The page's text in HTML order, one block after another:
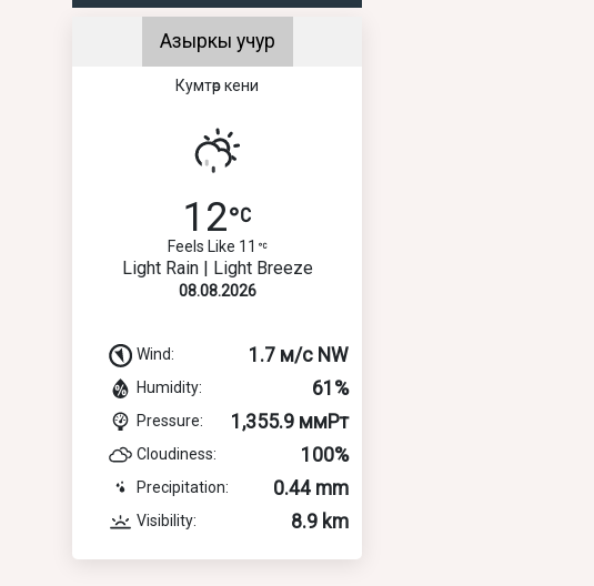
Азыркы учур
Кумтөр кени
12
Feels Like 11
Light Rain | Light Breeze
08.08.2026
Wind: 1.7 м/с NW
Humidity: 61%
Pressure: 1,355.9 ммРт
Cloudiness: 100%
Precipitation: 0.44 mm
Visibility: 8.9 km